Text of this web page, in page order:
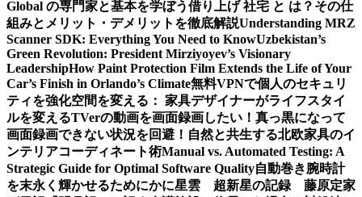
Global の専門家と基本を学ぼう借り上げ 社宅 と は？その仕
組みとメリット・デメリットを徹底解説Understanding MRZ
Scanner SDK: Everything You Need to KnowUzbekistan’s
Green Revolution: President Mirziyoyev’s Visionary
LeadershipHow Paint Protection Film Extends the Life of Your
Car’s Finish in Orlando’s Climate無料VPNで個人のセキュリ
ティを強化空間を変える： 家具デザイナーがライフスタイ
ルを変えるTVerの動画を画面録画したい！真っ黒になって
画面録画できない状況を回避！ 自然と共生する北欧家具のイ
ンテリアコーディネート術Manual vs. Automated Testing: A
Strategic Guide for Optimal Software Quality自動巻き腕時計
を末永く輝かせるためにかに星雲 超新星の記録 藤原定家